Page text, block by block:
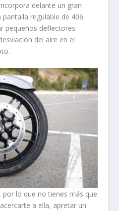
delante un gran
regulable de 406
pequeños deflectores
del aire en el
por lo que no tienes más que
a ella, apretar un